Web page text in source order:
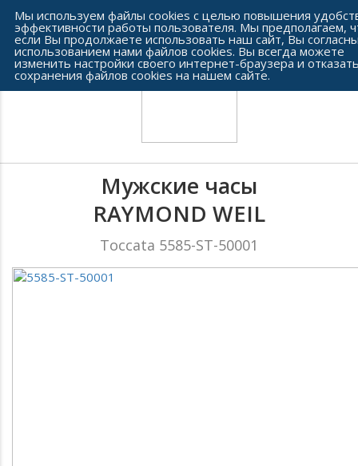
Сеть часовых салонов г. Челябинска
Мужские часы
RAYMOND WEIL
Toccata 5585-ST-50001
Мы используем файлы cookies с целью повышения
эффективности работы пользователя. Мы предполагаем,
если Вы продолжаете использовать наш сайт, Вы
использованием нами файлов cookies. Вы всегда можете
изменить настройки своего интернет-браузера и
сохранения файлов cookies на нашем сайте.